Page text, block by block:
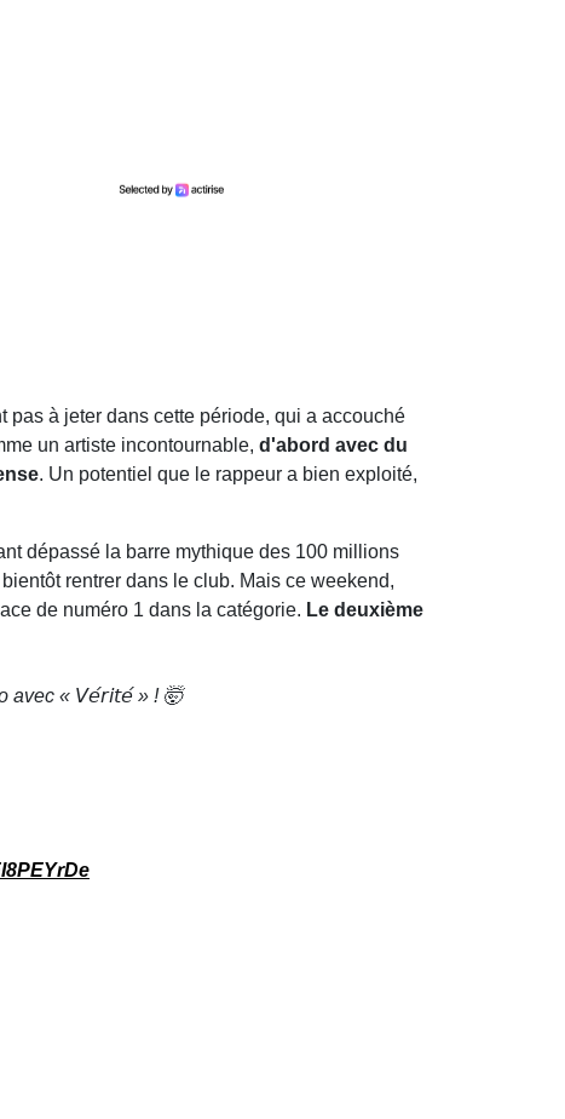
pas à jeter dans cette période, qui a accouché
un artiste incontournable, d'abord avec du
. Un potentiel que le rappeur a bien exploité,
dépassé la barre mythique des 100 millions
rentrer dans le club. Mais ce weekend,
de numéro 1 dans la catégorie. Le deuxième
avec « 𝘝𝘦́𝘳𝘪𝘵𝘦́ » ! 🤯